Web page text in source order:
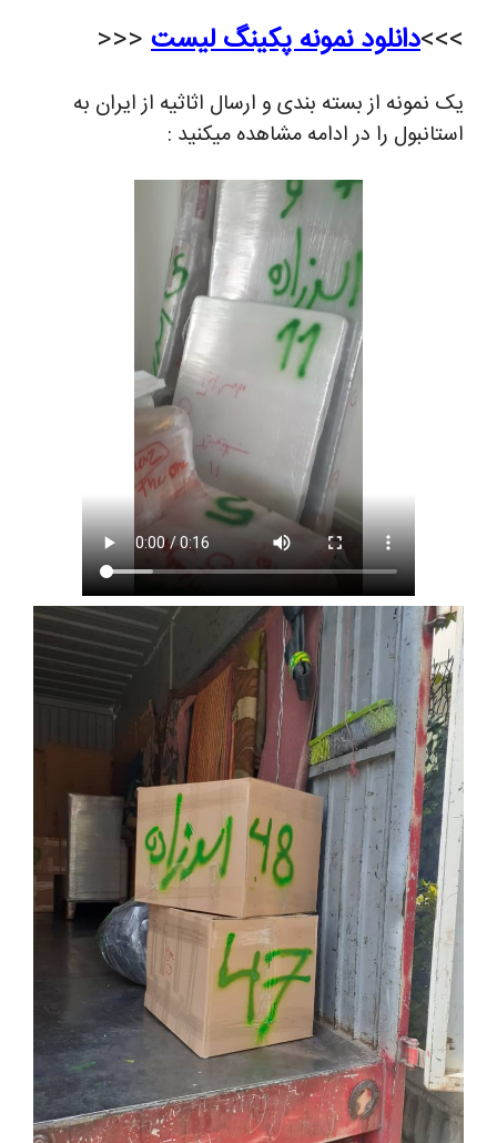
>>>دانلود نمونه پکینگ لیست <<<
یک نمونه از بسته بندی و ارسال اثاثیه از ایران به
استانبول را در ادامه مشاهده میکنید :